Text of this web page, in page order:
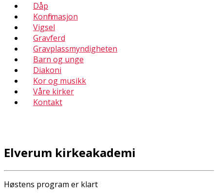
Dåp
Konfirmasjon
Vigsel
Gravferd
Gravplassmyndigheten
Barn og unge
Diakoni
Kor og musikk
Våre kirker
Kontakt
Elverum kirkeakademi
Høstens program er klart